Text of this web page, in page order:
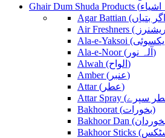
Ala-e-Noor (آلہ نور)
Alwah (الواح)
Amber (عنبر)
Attar (عطر)
Bakhoorat (بخورات)